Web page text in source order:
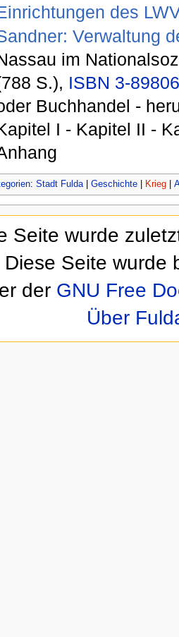
des
Verwaltung
im
S.), ISBN 3-
Buchhandel -
I - Kapitel II -
: Stadt Fulda| Geschichte| Krieg|
Seite wurde
Diese Seite wurde
der GNU Free
Über